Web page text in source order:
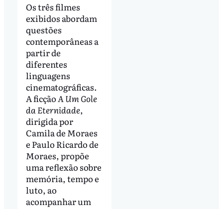
Os três filmes
exibidos abordam
questões
contemporâneas a
partir de
diferentes
linguagens
cinematográficas.
A ficçãoA Um Gole
da Eternidade,
dirigida por
Camila de Moraes
e Paulo Ricardo de
Moraes, propõe
uma reflexão sobre
memória, tempo e
luto, ao
acompanhar um